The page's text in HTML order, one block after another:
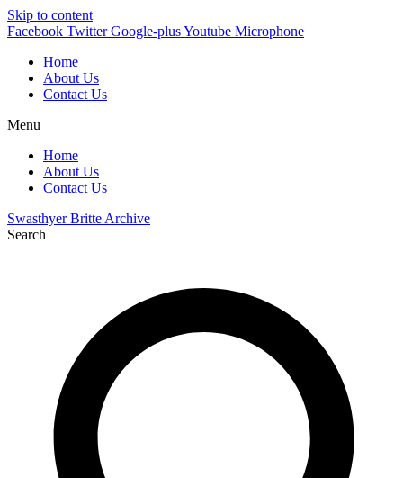
Skip to content
Facebook Twitter Google-plusYoutube Microphone
Home
About Us
Contact Us
Menu
Home
About Us
Contact Us
Swasthyer Britte Archive
Search